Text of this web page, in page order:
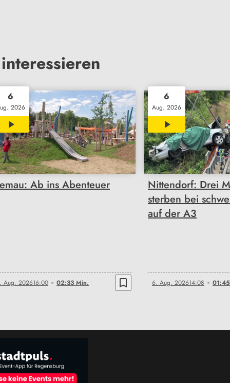
6
2026
02:33
Ab ins Abenteuer
Aug. 202616:00 02:33 Min. bookmark_border
6
Aug. 2026
01:45
Nittendorf: Drei
sterben bei
auf der A3
6. Aug. 202614:08